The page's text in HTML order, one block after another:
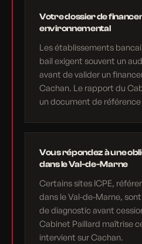
Votre dossier de
environnemental
Les établissements
bail exigent souvent un
avant de valider un
Cachan. Le rapport du
un document de
Vous répondez à une
dans le Val-de-Marne
Certains sites ICPE,
dans le Val-de-Marne,
de diagnostic avant
Cabinet Paillard maîtrise
intervient sur Cachan.